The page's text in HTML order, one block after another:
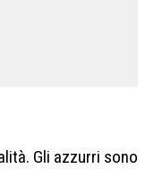
Gli azzurri sono